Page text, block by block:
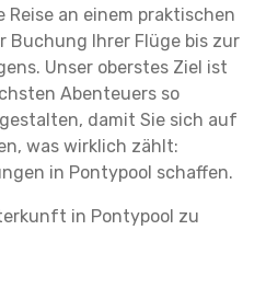
Reise an einem praktischen
Buchung Ihrer Flüge bis zur
Unser oberstes Ziel ist
Abenteuers so
damit Sie sich auf
was wirklich zählt:
in Pontypool schaffen.
in Pontypool zu